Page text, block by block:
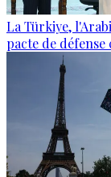
La Türkiye,
pacte de défense